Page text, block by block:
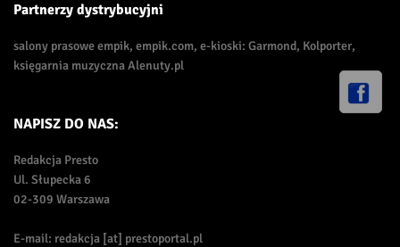
Partnerzy dystrybucyjni
salony prasowe empik, empik.com, e-kioski: Garmond, Kolporter,
księgarnia muzyczna Alenuty.pl
NAPISZ DO NAS:
Redakcja Presto
Ul. Słupecka 6
02-309 Warszawa
E-mail: redakcja [at] prestoportal.pl